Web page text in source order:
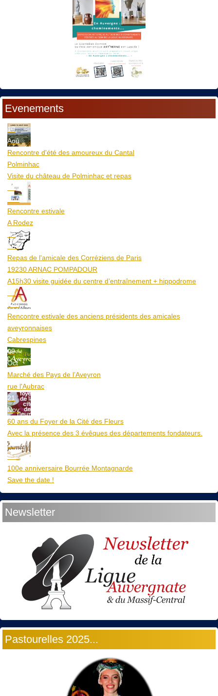
Evenements
10
Aoû
Rencontre d'été des amoureux du Cantal
Polminhac
Visite du château de Polminhac et repas
12
Aoû
Rencontre estivale
A Rodez
23
Aoû
Repas de l'amicale des Corréziens de Paris
19230 ARNAC POMPADOUR
A15h30 visite guidée du centre d’entraînement + hippodrome
25
Aoû
Rencontre estivale des anciens présidents des amicales
aveyronnaises
Cabrespines
09
Oct
Marché des Pays de l’Aveyron
rue l'Aubrac
21
Nov
60 ans du Foyer de la Cité des Fleurs
Avec la présence des 3 évêques des départements fondateurs.
20
Mar
100e anniversaire Bourrée Montagnarde
Save the date !
Newsletter
Pastourelles 2025...